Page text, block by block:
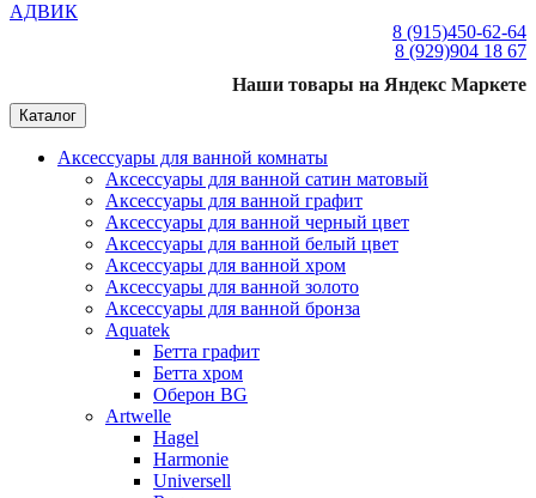
АДВИК
8 (915)450-62-64
8 (929)904 18 67
Наши товары на Яндекс Маркете
Каталог
Аксессуары для ванной комнаты
Аксессуары для ванной сатин матовый
Аксессуары для ванной графит
Аксессуары для ванной черный цвет
Аксессуары для ванной белый цвет
Аксессуары для ванной хром
Аксессуары для ванной золото
Аксессуары для ванной бронза
Aquatek
Бетта графит
Бетта хром
Оберон BG
Artwelle
Hagel
Harmonie
Universell